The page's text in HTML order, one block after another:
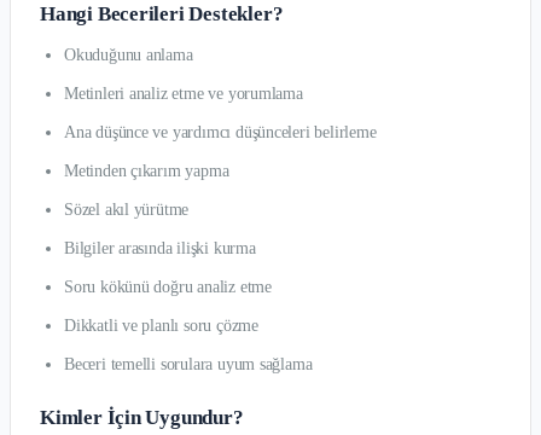
Hangi Becerileri Destekler?
Okuduğunu anlama
Metinleri analiz etme ve yorumlama
Ana düşünce ve yardımcı düşünceleri belirleme
Metinden çıkarım yapma
Sözel akıl yürütme
Bilgiler arasında ilişki kurma
Soru kökünü doğru analiz etme
Dikkatli ve planlı soru çözme
Beceri temelli sorulara uyum sağlama
Kimler İçin Uygundur?